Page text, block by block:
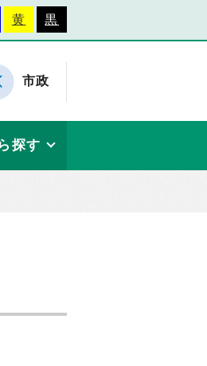
黄 黒
市政
探す